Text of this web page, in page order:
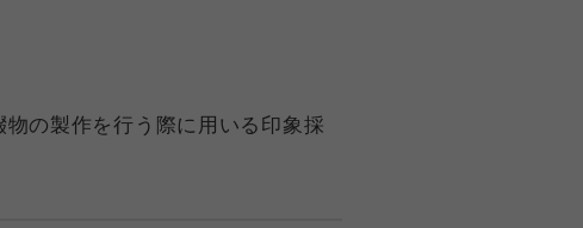
の製作を行う際に用いる印象採